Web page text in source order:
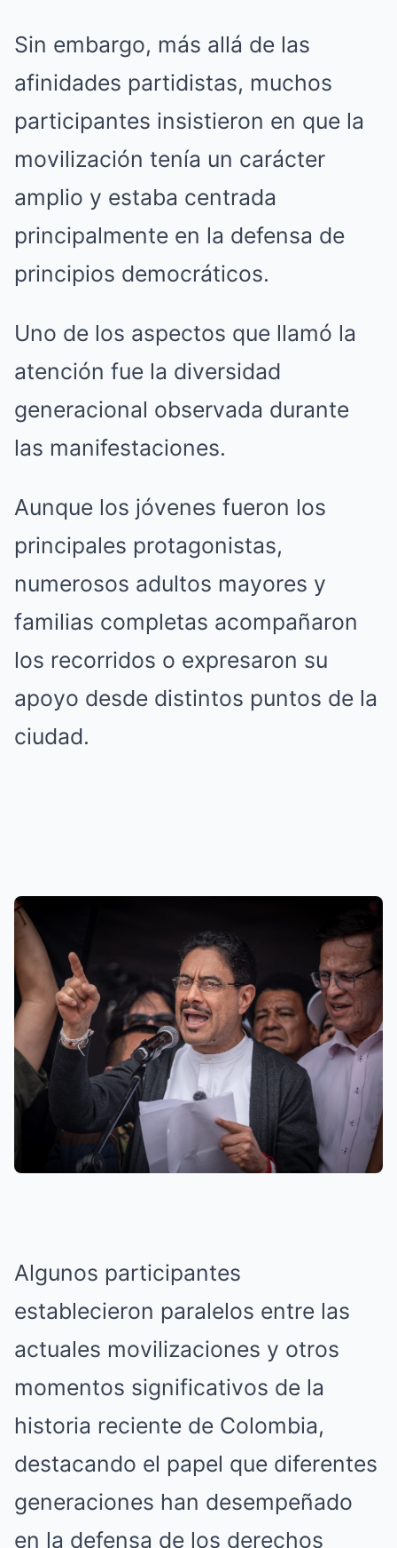
Sin embargo, más allá de las
afinidades partidistas, muchos
participantes insistieron en que la
movilización tenía un carácter
amplio y estaba centrada
principalmente en la defensa de
principios democráticos.
Uno de los aspectos que llamó la
atención fue la diversidad
generacional observada durante
las manifestaciones.
Aunque los jóvenes fueron los
principales protagonistas,
numerosos adultos mayores y
familias completas acompañaron
los recorridos o expresaron su
apoyo desde distintos puntos de la
ciudad.
Algunos participantes
establecieron paralelos entre las
actuales movilizaciones y otros
momentos significativos de la
historia reciente de Colombia,
destacando el papel que diferentes
generaciones han desempeñado
en la defensa de los derechos